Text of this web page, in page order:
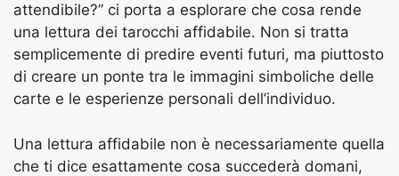
attendibile?” ci porta a esplorare che cosa rende
una lettura dei tarocchi affidabile. Non si tratta
semplicemente di predire eventi futuri, ma piuttosto
di creare un ponte tra le immagini simboliche delle
carte e le esperienze personali dell’individuo.
Una lettura affidabile non è necessariamente quella
che ti dice esattamente cosa succederà domani,